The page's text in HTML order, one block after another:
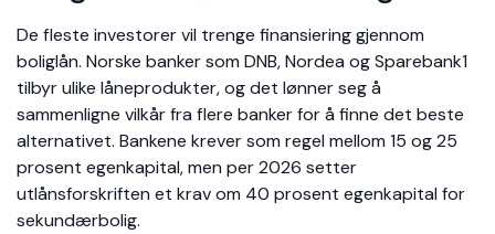
De fleste investorer vil trenge finansiering gjennom
boliglån. Norske banker som DNB, Nordea og Sparebank1
tilbyr ulike låneprodukter, og det lønner seg å
sammenligne vilkår fra flere banker for å finne det beste
alternativet. Bankene krever som regel mellom 15 og 25
prosent egenkapital, men per 2026 setter
utlånsforskriften et krav om 40 prosent egenkapital for
sekundærbolig.